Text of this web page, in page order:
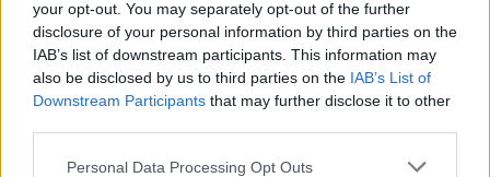
your opt-out. You may separately opt-out of the further
disclosure of your personal information by third parties on the
IAB’s list of downstream participants. This information may
also be disclosed by us to third parties on the IAB’s List of
Downstream Participants that may further disclose it to other
Personal Data Processing Opt Outs